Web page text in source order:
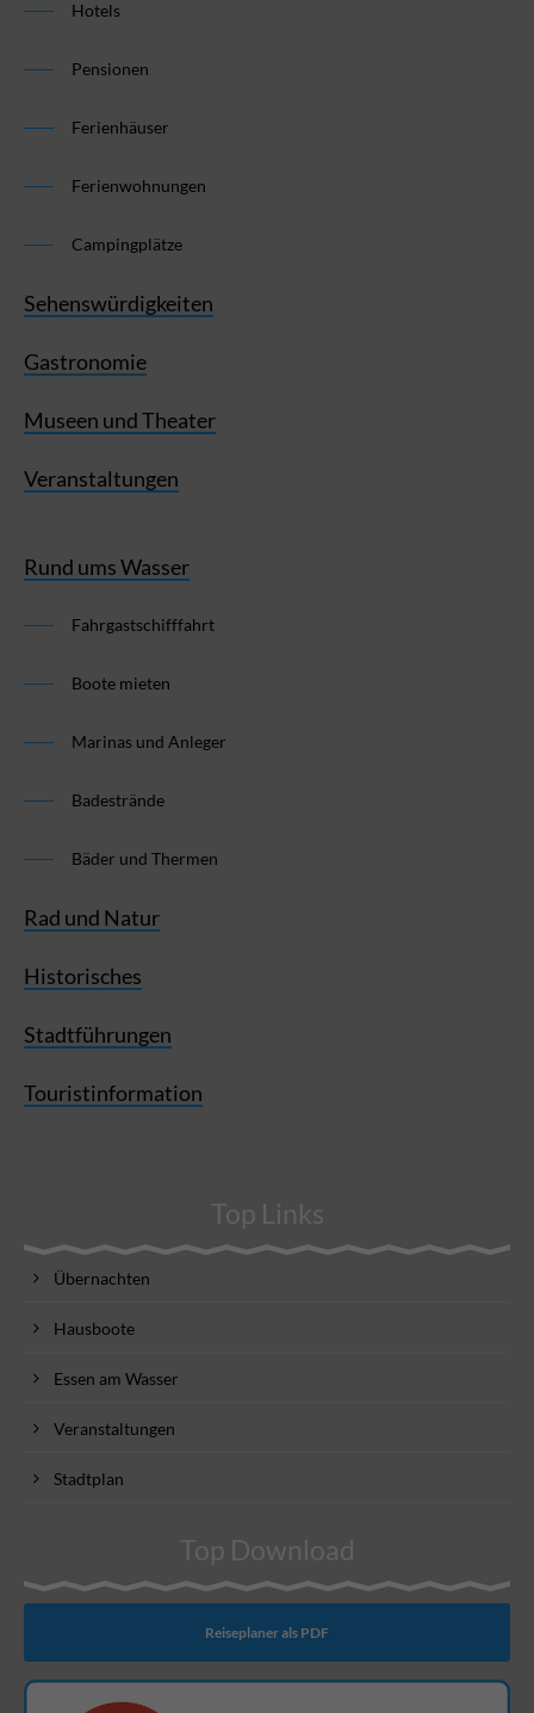
Hotels
Pensionen
Ferienhäuser
Ferienwohnungen
Campingplätze
Sehenswürdigkeiten
Gastronomie
Museen und Theater
Veranstaltungen
Rund ums Wasser
Fahrgastschifffahrt
Boote mieten
Marinas und Anleger
Badestrände
Bäder und Thermen
Rad und Natur
Historisches
Stadtführungen
Touristinformation
Top Links
Übernachten
Hausboote
Essen am Wasser
Veranstaltungen
Stadtplan
Top Download
Reiseplaner als PDF